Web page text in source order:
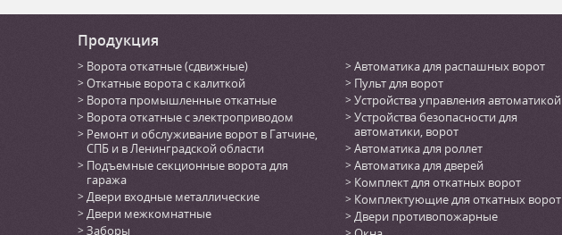
Продукция
Ворота откатные (сдвижные)
Откатные ворота с калиткой
Ворота промышленные откатные
Ворота откатные с электроприводом
Ремонт и обслуживание ворот в Гатчине,
СПБ и в Ленинградской области
Подъемные секционные ворота для
гаража
Двери входные металлические
Двери межкомнатные
Заборы
Автоматика для распашных ворот
Пульт для ворот
Устройства управления автоматикой
Устройства безопасности для
автоматики, ворот
Автоматика для роллет
Автоматика для дверей
Комплект для откатных ворот
Комплектующие для откатных ворот
Двери противопожарные